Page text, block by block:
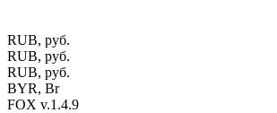
RUB, руб.
RUB, руб.
RUB, руб.
BYR, Br
FOX v.1.4.9